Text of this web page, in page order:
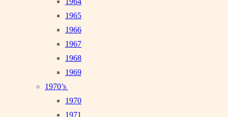
1965
1966
1967
1968
1969
1970’s
1970
1971